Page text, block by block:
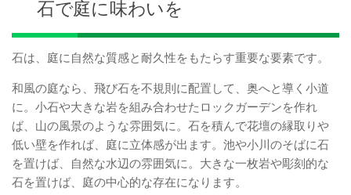
石で庭に味わいを
石は、庭に自然な質感と耐久性をもたらす重要な要素です。
和風の庭なら、飛び石を不規則に配置して、奥へと導く小道
に。小石や大きな岩を組み合わせたロックガーデンを作れ
ば、山の風景のような雰囲気に。石を積んで花壇の縁取りや
低い壁を作れば、庭に立体感が出ます。池や小川のそばに石
を置けば、自然な水辺の雰囲気に。大きな一枚岩や彫刻的な
石を置けば、庭の中心的な存在になります。